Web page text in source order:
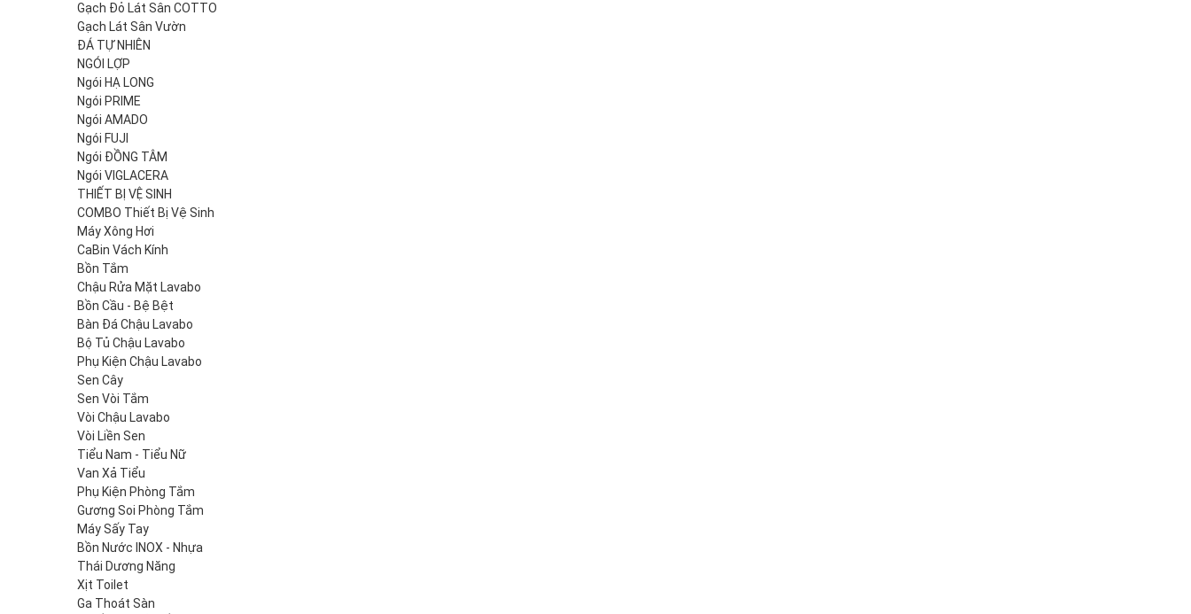
Gạch Đỏ Lát Sân COTTO
Gạch Lát Sân Vườn
ĐÁ TỰ NHIÊN
NGÓI LỢP
Ngói HẠ LONG
Ngói PRIME
Ngói AMADO
Ngói FUJI
Ngói ĐỒNG TÂM
Ngói VIGLACERA
THIẾT BỊ VỆ SINH
COMBO Thiết Bị Vệ Sinh
Máy Xông Hơi
CaBin Vách Kính
Bồn Tắm
Chậu Rửa Mặt Lavabo
Bồn Cầu - Bệ Bệt
Bàn Đá Chậu Lavabo
Bộ Tủ Chậu Lavabo
Phụ Kiện Chậu Lavabo
Sen Cây
Sen Vòi Tắm
Vòi Chậu Lavabo
Vòi Liền Sen
Tiểu Nam - Tiểu Nữ
Van Xả Tiểu
Phụ Kiện Phòng Tắm
Gương Soi Phòng Tắm
Máy Sấy Tay
Bồn Nước INOX - Nhựa
Thái Dương Năng
Xịt Toilet
Ga Thoát Sàn